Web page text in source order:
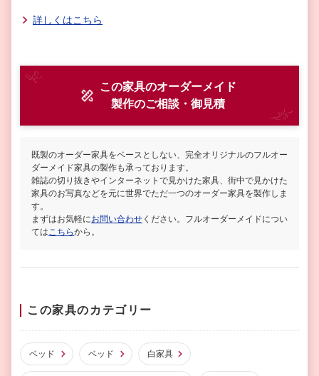
詳しくはこちら
この家具のオーダーメイド
製作のご相談・御見積
既製のオーダー家具をベースとしない、完全オリジナルのフルオー
ダーメイド家具の製作も承っております。
雑誌の切り抜きやインターネットで見かけた家具、街中で見かけた
家具のお写真などを元に世界でただ一つのオーダー家具を製作しま
す。
まずはお気軽にお問い合わせ ください。フルオーダーメイドについ
ては こちらから。
この家具のカテゴリー
ベッド ベッド 白家具